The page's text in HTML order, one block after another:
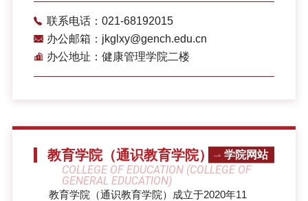
联系电话：021-68192015
办公邮箱：jkglxy@gench.edu.cn
办公地址：健康管理学院二楼
教育学院（通识教育学院）
COLLEGE OF EDUCATION (COLLEGE OF
GENERAL EDUCATION)
学院网站
教育学院（通识教育学院）成立于2020年11